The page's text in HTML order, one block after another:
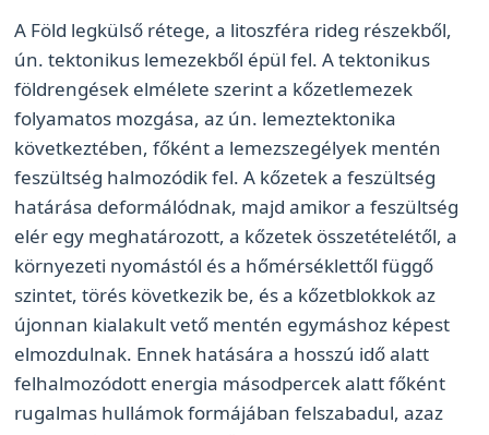
A Föld legkülső rétege, a litoszféra rideg részekből,
ún. tektonikus lemezekből épül fel. A tektonikus
földrengések elmélete szerint a kőzetlemezek
folyamatos mozgása, az ún. lemeztektonika
következtében, főként a lemezszegélyek mentén
feszültség halmozódik fel. A kőzetek a feszültség
határása deformálódnak, majd amikor a feszültség
elér egy meghatározott, a kőzetek összetételétől, a
környezeti nyomástól és a hőmérséklettől függő
szintet, törés következik be, és a kőzetblokkok az
újonnan kialakult vető mentén egymáshoz képest
elmozdulnak. Ennek hatására a hosszú idő alatt
felhalmozódott energia másodpercek alatt főként
rugalmas hullámok formájában felszabadul, azaz